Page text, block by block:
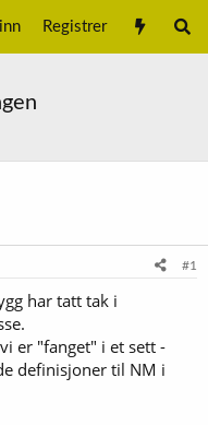
Registrer
#1
har tatt tak i
er "fanget" i et sett -
definisjoner til NM i